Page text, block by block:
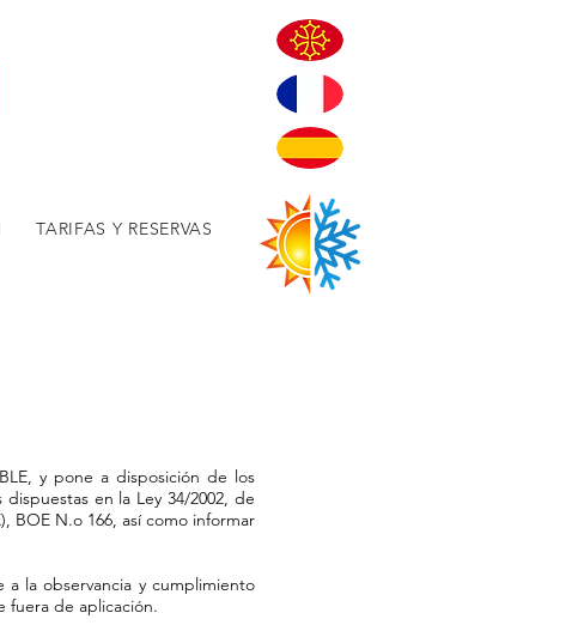
TARIFAS Y RESERVAS
y pone a disposición de los
en la Ley 34/2002, de
BOE N.o 166, así como informar
la observancia y cumplimiento
fuera de aplicación.